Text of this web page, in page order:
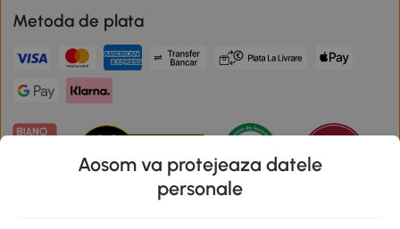
Metoda de plata
Aosom va protejeaza datele
personale